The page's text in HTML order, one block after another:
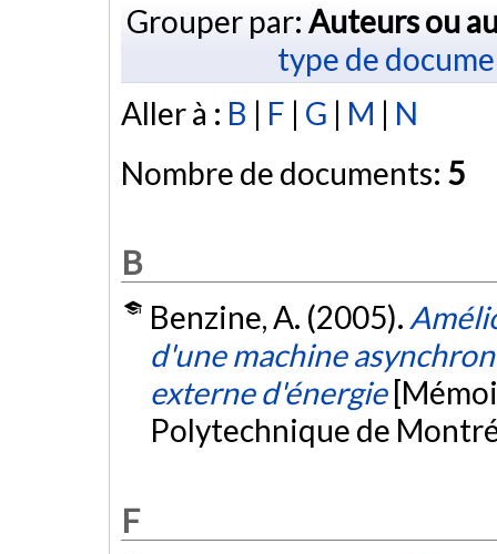
Grouper par: Auteurs ou
type de
Aller à : B | F | G | M | N
Nombre de documents: 5
B
Benzine, A. (2005).
d'une machine
externe d'énergie
Polytechnique de
F